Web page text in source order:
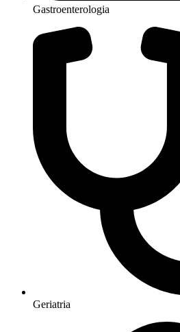
Gastroenterologia
Geriatria